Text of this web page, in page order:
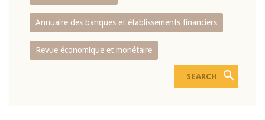
Annuaire des banques et établissements financiers
Revue économique et monétaire